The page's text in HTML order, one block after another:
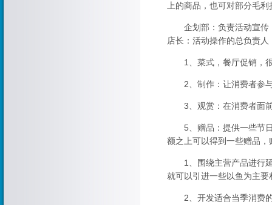
上的商品，也可对部分毛
企划部：负责活动宣传，
店长：活动操作的总负责
1、菜式，餐厅促销，很
2、制作：让消费者参与
3、观赏：在消费者面前
5、赠品：提供一些节日
额之上可以得到一些赠品
1、围绕主营产品进行延
就可以引进一些以鱼为主
2、开发适合当季消费的